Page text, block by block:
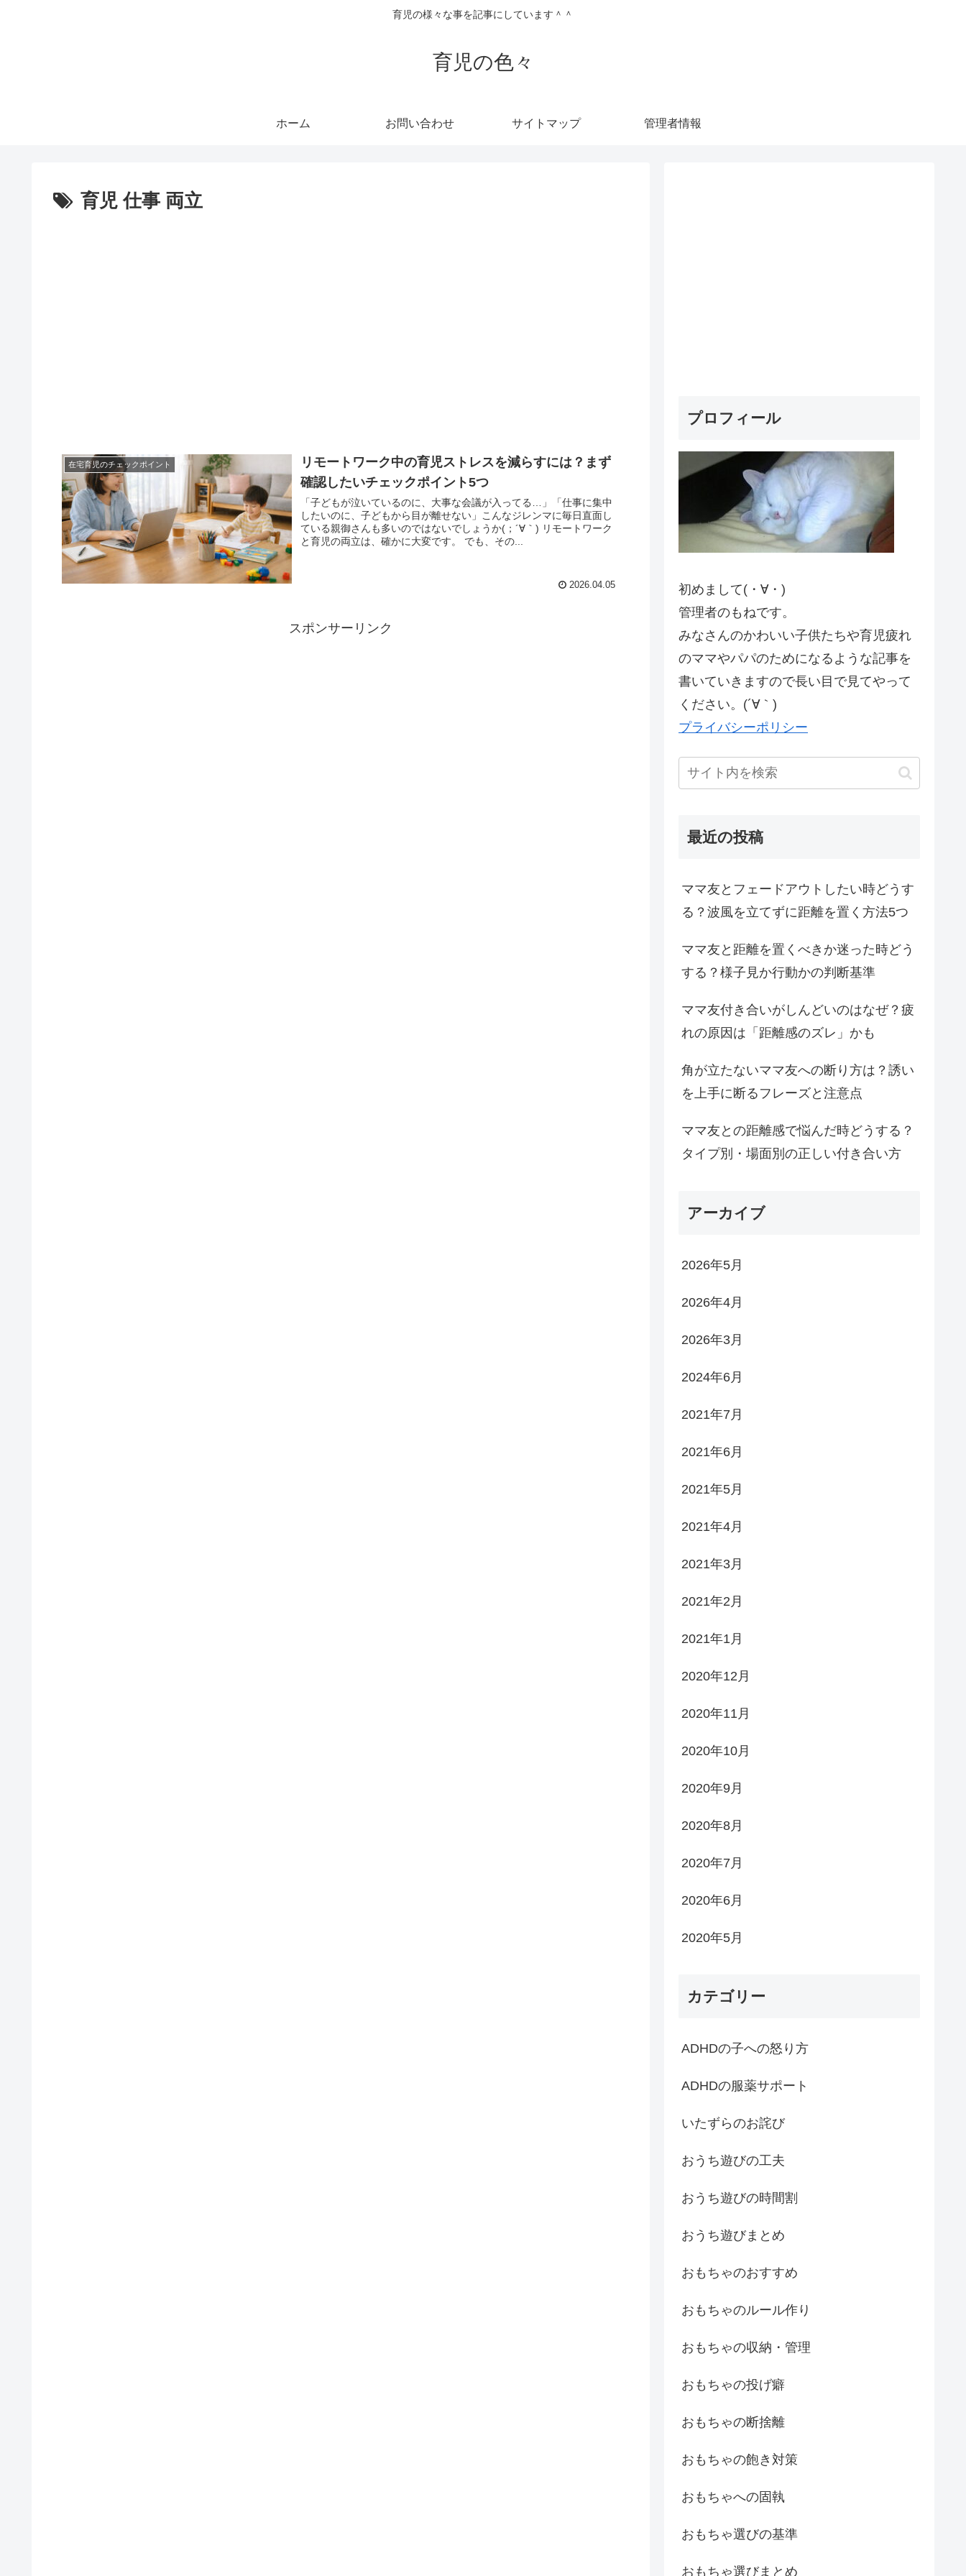
育児の様々な事を記事にしています＾＾
育児の色々
ホーム お問い合わせ サイトマップ 管理者情報
育児 仕事 両立
在宅育児のチェックポイント
リモートワーク中の育児ストレスを減らすには？まず
確認したいチェックポイント5つ
「子どもが泣いているのに、大事な会議が入ってる…」「仕事に集中
したいのに、子どもから目が離せない」こんなジレンマに毎日直面し
ている親御さんも多いのではないでしょうか(；´∀｀) リモートワーク
と育児の両立は、確かに大変です。 でも、その...
2026.04.05
スポンサーリンク
プロフィール
初めまして(・∀・)
管理者のもねです。
みなさんのかわいい子供たちや育児疲れ
のママやパパのためになるような記事を
書いていきますので長い目で見てやって
ください。(´∀｀)
プライバシーポリシー
最近の投稿
ママ友とフェードアウトしたい時どうす
る？波風を立てずに距離を置く方法5つ
ママ友と距離を置くべきか迷った時どう
する？様子見か行動かの判断基準
ママ友付き合いがしんどいのはなぜ？疲
れの原因は「距離感のズレ」かも
角が立たないママ友への断り方は？誘い
を上手に断るフレーズと注意点
ママ友との距離感で悩んだ時どうする？
タイプ別・場面別の正しい付き合い方
アーカイブ
2026年5月
2026年4月
2026年3月
2024年6月
2021年7月
2021年6月
2021年5月
2021年4月
2021年3月
2021年2月
2021年1月
2020年12月
2020年11月
2020年10月
2020年9月
2020年8月
2020年7月
2020年6月
2020年5月
カテゴリー
ADHDの子への怒り方
ADHDの服薬サポート
いたずらのお詫び
おうち遊びの工夫
おうち遊びの時間割
おうち遊びまとめ
おもちゃのおすすめ
おもちゃのルール作り
おもちゃの収納・管理
おもちゃの投げ癖
おもちゃの断捨離
おもちゃの飽き対策
おもちゃへの固執
おもちゃ選びの基準
おもちゃ選びまとめ